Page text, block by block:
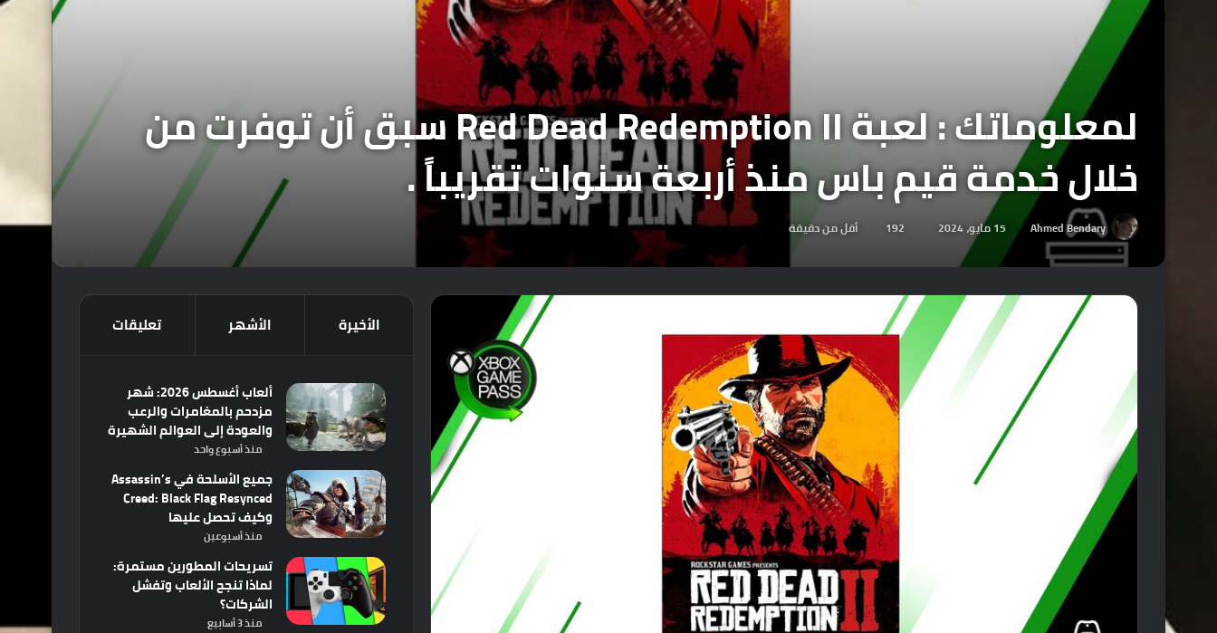
لمعلوماتك : لعبة Red Dead Redemption II سبق أن توفرت من
خلال خدمة قيم باس منذ أربعة سنوات تقريباً .
Ahmed Bendary 15 مايو، 2024 192 أقل من دقيقة
الأخيرة الأشهر تعليقات
ألعاب أغسطس 2026: شهر
مزدحم بالمغامرات والرعب
والعودة إلى العوالم الشهيرة
منذ أسبوع واحد
جميع الأسلحة في Assassin’s
Creed: Black Flag Resynced
وكيف تحصل عليها
منذ أسبوعين
تسريحات المطورين مستمرة:
لماذا تنجح الألعاب وتفشل
الشركات؟
منذ 3 أسابيع